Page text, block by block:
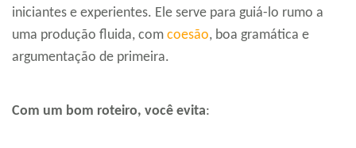
iniciantes e experientes. Ele serve para guiá-lo rumo a
uma produção fluida, com coesão, boa gramática e
argumentação de primeira.
Com um bom roteiro, você evita: